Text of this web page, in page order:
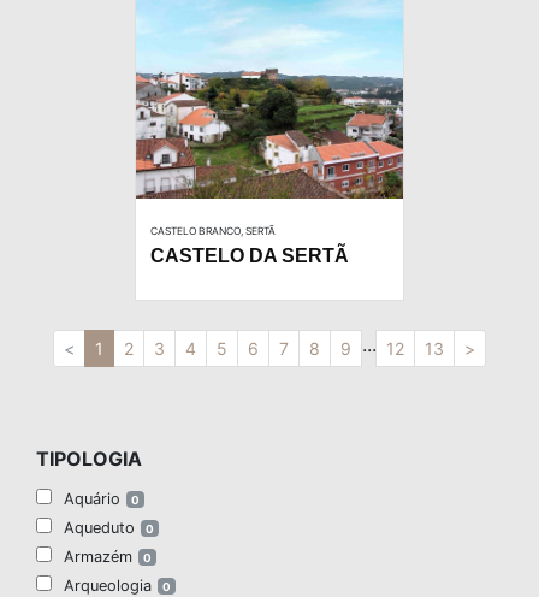
CASTELO BRANCO, SERTÃ
CASTELO DA SERTÃ
< 1 2 3 4 5 6 7 8 9 ... 12 13 >
TIPOLOGIA
Aquário 0
Aqueduto 0
Armazém 0
Arqueologia 0